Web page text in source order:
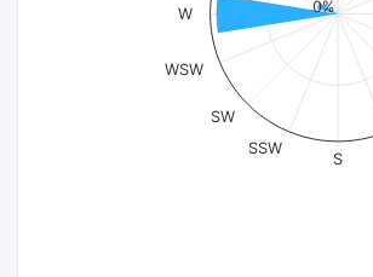
S
SSW
SW
WSW
W 0%